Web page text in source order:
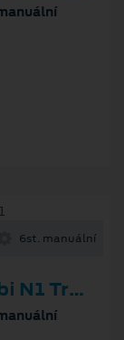
6st. manuální
Ford Transit Courier Kombi N1 Trend L1